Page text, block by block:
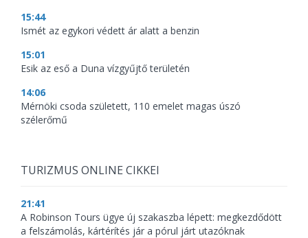
15:44
Ismét az egykori védett ár alatt a benzin
15:01
Esik az eső a Duna vízgyűjtő területén
14:06
Mérnöki csoda született, 110 emelet magas úszó
szélerőmű
TURIZMUS ONLINE CIKKEI
21:41
A Robinson Tours ügye új szakaszba lépett: megkezdődött
a felszámolás, kártérítés jár a pórul járt utazóknak